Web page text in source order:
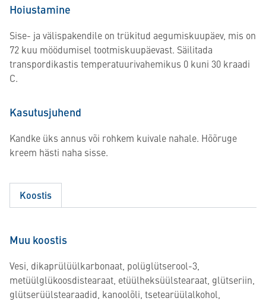
Hoiustamine
Sise- ja välispakendile on trükitud aegumiskuupäev, mis on
72 kuu möödumisel tootmiskuupäevast. Säilitada
transpordikastis temperatuurivahemikus 0 kuni 30 kraadi
C.
Kasutusjuhend
Kandke üks annus või rohkem kuivale nahale. Hõõruge
kreem hästi naha sisse.
Koostis
Muu koostis
Vesi, dikaprülüülkarbonaat, polüglütserool-3,
metüülglükoosdistearaat, etüülheksüülstearaat, glütseriin,
glütserüülstearaadid, kanoolõli, tsetearüülalkohol,